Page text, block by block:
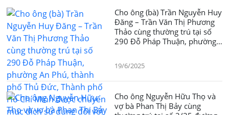
Cho ông (bà) Trần Nguyễn Huy
Đăng – Trần Văn Thị Phương
Thảo cùng thường trú tại số
290 Đỗ Pháp Thuận, phường
chuyển mục đích sử dụng đối
với phần diện tích 527,1m2
mục đích đất ở đô thị
19/6/2025
Cho ông Nguyễn Hữu Thọ và
vợ bà Phan Thị Bảy cùng